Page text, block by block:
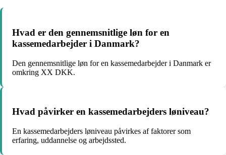
Hvad er den gennemsnitlige løn for en
kassemedarbejder i Danmark?
Den gennemsnitlige løn for en kassemedarbejder i Danmark er
omkring XX DKK.
Hvad påvirker en kassemedarbejders løniveau?
En kassemedarbejders løniveau påvirkes af faktorer som
erfaring, uddannelse og arbejdssted.